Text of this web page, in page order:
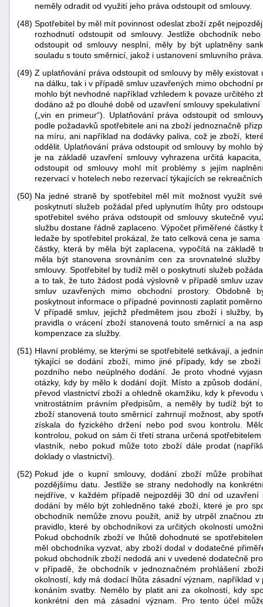
neměly odradit od využití jeho práva odstoupit od smlouvy.
(48) Spotřebitel by měl mít povinnost odeslat zboží zpět
rozhodnutí odstoupit od smlouvy. Jestliže obchodník
odstoupit od smlouvy nesplní, měly by být uplatněny
souladu s touto směrnicí, jakož i ustanovení smluvního práva.
(49) Z uplatňování práva odstoupit od smlouvy by měly
na dálku, tak i v případě smluv uzavřených mimo obchodní
mohlo být nevhodné například vzhledem k povaze určitého
dodáno až po dlouhé době od uzavření smlouvy
(„vin en primeur“). Uplatňování práva odstoupit od
podle požadavků spotřebitele ani na zboží jednoznačně
na míru, ani například na dodávky paliva, což je zboží,
oddělit. Uplatňování práva odstoupit od smlouvy by mohlo
je na základě uzavření smlouvy vyhrazena určitá
odstoupit od smlouvy mohl mít problémy s jejím
rezervací v hotelech nebo rezervací týkajících se
(50) Na jedné straně by spotřebitel měl mít možnost využít
poskytnutí služeb požádal před uplynutím lhůty pro
spotřebitel svého práva odstoupit od smlouvy skutečně
službu dostane řádně zaplaceno. Výpočet přiměřené
ledaže by spotřebitel prokázal, že tato celková cena je
částky, která by měla být zaplacena, vypočítá na základě
měla být stanovena srovnáním cen za srovnatelné
smlouvy. Spotřebitel by tudíž měl o poskytnutí služeb
a to tak, že tuto žádost podá výslovně v případě smluv
smluv uzavřených mimo obchodní prostory. Obdobně
poskytnout informace o případné povinnosti zaplatit
V případě smluv, jejichž předmětem jsou zboží i služby,
pravidla o vrácení zboží stanovená touto směrnicí a na
kompenzace za služby.
(51) Hlavní problémy, se kterými se spotřebitelé setkávají, a
týkající se dodání zboží, mimo jiné případy, kdy se
pozdního nebo neúplného dodání. Je proto vhodné
otázky, kdy by mělo k dodání dojít. Místo a způsob
převod vlastnictví zboží a ohledně okamžiku, kdy k
vnitrostátním právním předpisům, a neměly by tudíž být
zboží stanovená touto směrnicí zahrnují možnost, aby
získala do fyzického držení nebo pod svou kontrolu.
kontrolou, pokud on sám či třetí strana určená
vlastník, nebo pokud může toto zboží dále prodat
doklady o vlastnictví).
(52) Pokud jde o kupní smlouvy, dodání zboží může
pozdějšímu datu. Jestliže se strany nedohodly na
nejdříve, v každém případě nejpozději 30 dní od
dodání by mělo být zohledněno také zboží, které je pro
obchodník nemůže znovu použít, aniž by utrpěl značnou
pravidlo, které by obchodníkovi za určitých okolností
Pokud obchodník zboží ve lhůtě dohodnuté se
měl obchodníka vyzvat, aby zboží dodal v dodatečné
pokud obchodník zboží nedodá ani v uvedené dodatečně
v případě, že obchodník v jednoznačném prohlášení
okolností, kdy má dodací lhůta zásadní význam, například
konáním svatby. Nemělo by platit ani za okolností, kdy
konkrétní den má zásadní význam. Pro tento účel